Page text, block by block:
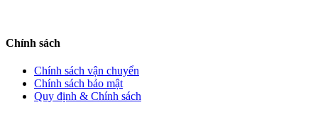
Chính sách
Chính sách vận chuyển
Chính sách bảo mật
Quy định & Chính sách